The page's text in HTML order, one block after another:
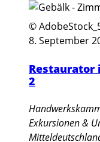
©
8. September
Restaurator
2
Exkursionen &